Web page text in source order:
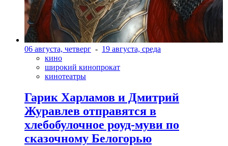
06 августа, четверг - 19 августа, среда
кино
широкий кинопрокат
кинотеатры
Гарик Харламов и Дмитрий
Журавлев отправятся в
хлебобулочное роуд-муви по
сказочному Белогорью